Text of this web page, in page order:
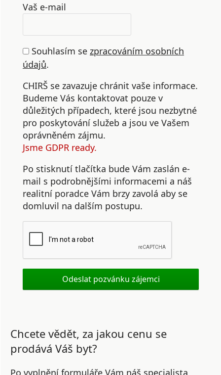
Vaš e-mail
Souhlasím se zpracováním osobních
údajů.
CHIRŠ se zavazuje chránit vaše informace.
Budeme Vás kontaktovat pouze v
důležitých případech, které jsou nezbytné
pro poskytování služeb a jsou ve Vašem
oprávněném zájmu.
Jsme GDPR ready.
Po stisknutí tlačítka bude Vám zaslán e-
mail s podrobnějšími informacemi a náš
realitní poradce Vám brzy zavolá aby se
domluvil na dalším postupu.
Chcete vědět, za jakou cenu se
prodává Váš byt?
Po vyplnění formuláře Vám náš specialista